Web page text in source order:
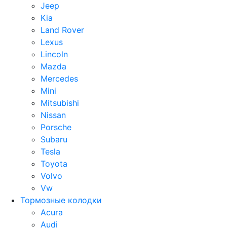
Jeep
Kia
Land Rover
Lexus
Lincoln
Mazda
Mercedes
Mini
Mitsubishi
Nissan
Porsche
Subaru
Tesla
Toyota
Volvo
Vw
Тормозные колодки
Acura
Audi